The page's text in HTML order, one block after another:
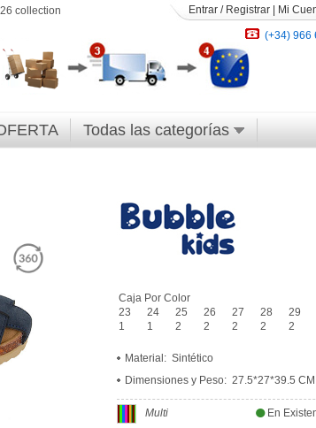
collection Entrar / Registrar Mi
(+34) 966
Todas las categorías
Caja Por Color
23
24 25 26 27 28
29
1
1 2 2 2 2 2
Material: Sintético
Dimensiones y Peso: 27.5*27*39.5 CM
Multi En
●